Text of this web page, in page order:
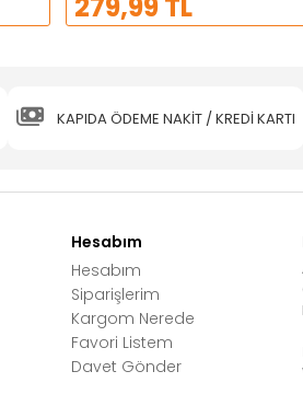
279,99 TL
KAPIDA ÖDEME NAKİT / KREDİ KARTI
Hesabım
Hesabım
Siparişlerim
Kargom Nerede
Favori Listem
Davet Gönder